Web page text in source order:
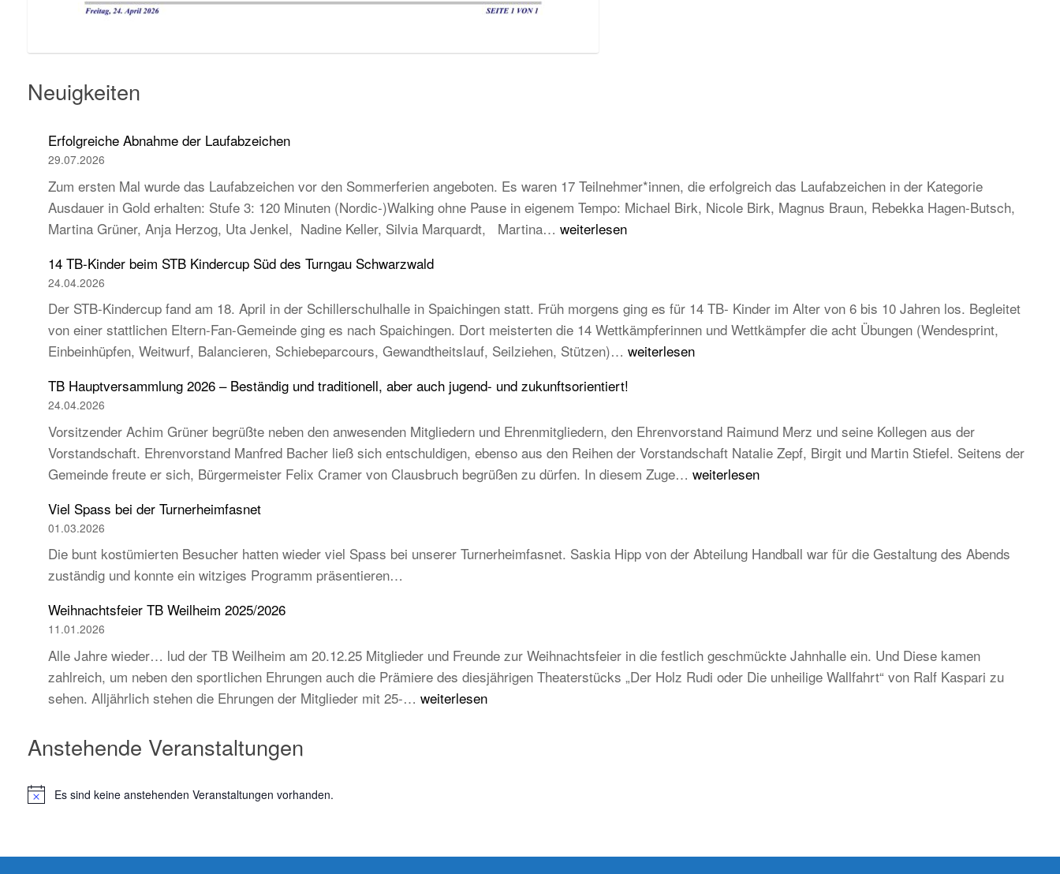
Neuigkeiten
Erfolgreiche Abnahme der Laufabzeichen
29.07.2026
Zum ersten Mal wurde das Laufabzeichen vor den Sommerferien angeboten. Es waren 17 Teilnehmer*innen, die erfolgreich das Laufabzeichen in der Kategorie
Ausdauer in Gold erhalten: Stufe 3: 120 Minuten (Nordic-)Walking ohne Pause in eigenem Tempo: Michael Birk, Nicole Birk, Magnus Braun, Rebekka Hagen-Butsch,
Martina Grüner, Anja Herzog, Uta Jenkel, Nadine Keller, Silvia Marquardt, Martina… Erfolgreiche
weiterlesen
14 TB-Kinder beim STB Kindercup Süd des Turngau Schwarzwald
24.04.2026
Der STB-Kindercup fand am 18. April in der Schillerschulhalle in Spaichingen statt. Früh morgens ging es für 14 TB- Kinder im Alter von 6 bis 10 Jahren los. Begleitet
von einer stattlichen Eltern-Fan-Gemeinde ging es nach Spaichingen. Dort meisterten die 14 Wettkämpferinnen und Wettkämpfer die acht Übungen (Wendesprint,
Einbeinhüpfen, Weitwurf, Balancieren, Schiebeparcours, Gewandtheitslauf, Seilziehen, Stützen)… 14
Kinder
STB
Kindercup
Süd
weiterlesen
TB Hauptversammlung 2026 – Beständig und traditionell, aber auch jugend- und zukunftsorientiert!
24.04.2026
Vorsitzender Achim Grüner begrüßte neben den anwesenden Mitgliedern und Ehrenmitgliedern, den Ehrenvorstand Raimund Merz und seine Kollegen aus der
Vorstandschaft. Ehrenvorstand Manfred Bacher ließ sich entschuldigen, ebenso aus den Reihen der Vorstandschaft Natalie Zepf, Birgit und Martin Stiefel. Seitens der
Gemeinde freute er sich, Bürgermeister Felix Cramer von Clausbruch begrüßen zu dürfen. In diesem Zuge… TB
Beständig
jugend-
und
weiterlesen
Viel Spass bei der Turnerheimfasnet
01.03.2026
Die bunt kostümierten Besucher hatten wieder viel Spass bei unserer Turnerheimfasnet. Saskia Hipp von der Abteilung Handball war für die Gestaltung des Abends
zuständig und konnte ein witziges Programm präsentieren…
Weihnachtsfeier TB Weilheim 2025/2026
11.01.2026
Alle Jahre wieder… lud der TB Weilheim am 20.12.25 Mitglieder und Freunde zur Weihnachtsfeier in die festlich geschmückte Jahnhalle ein. Und Diese kamen
zahlreich, um neben den sportlichen Ehrungen auch die Prämiere des diesjährigen Theaterstücks „Der Holz Rudi oder Die unheilige Wallfahrt“ von Ralf Kaspari zu
sehen. Alljährlich stehen die Ehrungen der Mitglieder mit 25-… Weihnachtsfeier
weiterlesen
Anstehende Veranstaltungen
H
w
Es sind keine anstehenden Veranstaltungen vorhanden.